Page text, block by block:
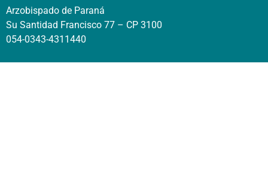
Arzobispado de Paraná
Su Santidad Francisco 77 – CP 3100
054-0343-4311440